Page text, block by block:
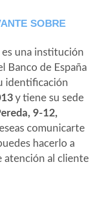
SOBRE
es una institución
Banco de España
identificación
y tiene su sede
9-12,
comunicarte
hacerlo a
atención al cliente